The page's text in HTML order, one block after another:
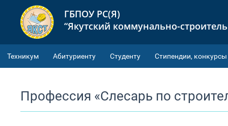
ГБПОУ РС(Я)
“Якутский коммунально-
Техникум Абитуриенту Студенту Cтипендии, конкурсы
Профессия «Слесарь по